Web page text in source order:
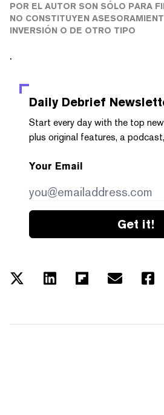
POR EL AUTOR SON SÓLO PARA
NO CONSTITUYEN
INVERSIÓN O DE OTRO TIPO
.
Daily Debrief
Start every day with the top
plus original features, a
Your Email
Get it!